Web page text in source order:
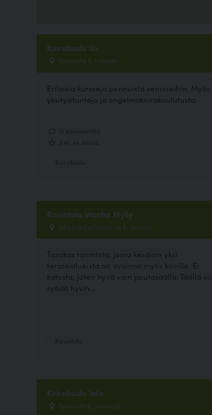
Koirakoulu Ilo
Osmontie 5, Helsinki
Erilaisia kursseja pennuista senioreihin. Myös
yksityistunteja ja ongelmakoirakoulutusta.
Ravintola Wanha Mylly
johan sederholmin tie 8, Helsinki
Tasokas ravintola, jossa kesäisin yksi
terassialueista on avoinna myös koirille. Ei
katosta, joten hyvä vain poutasäällä. Täällä voi
syödä hyvin...
Koirakoulu Into
Sykeraitti 6, Jyväskylä